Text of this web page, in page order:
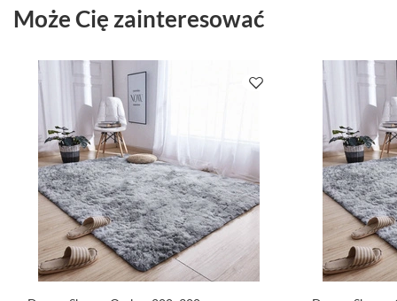
Może Cię zainteresować